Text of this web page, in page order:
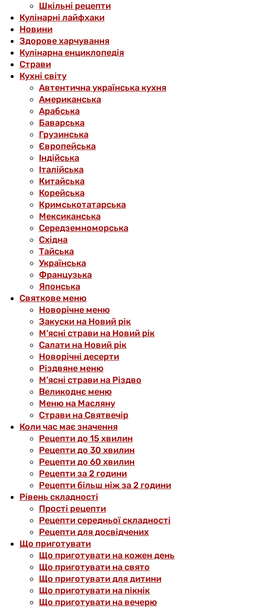
Шкільні рецепти
Кулінарні лайфхаки
Новини
Здорове харчування
Кулінарна енциклопедія
Страви
Кухні світу
Автентична українська кухня
Американська
Арабська
Баварська
Грузинська
Європейська
Індійська
Італійська
Китайська
Корейська
Кримськотатарська
Мексиканська
Середземноморська
Східна
Тайська
Українська
Французька
Японська
Святкове меню
Новорічне меню
Закуски на Новий рік
М’ясні страви на Новий рік
Салати на Новий рік
Новорічні десерти
Різдвяне меню
М’ясні страви на Різдво
Великоднє меню
Меню на Масляну
Страви на Святвечір
Коли час має значення
Рецепти до 15 хвилин
Рецепти до 30 хвилин
Рецепти до 60 хвилин
Рецепти за 2 години
Рецепти більш ніж за 2 години
Рівень складності
Прості рецепти
Рецепти середньої складності
Рецепти для досвідчених
Що приготувати
Що приготувати на кожен день
Що приготувати на свято
Що приготувати для дитини
Що приготувати на пікнік
Що приготувати на вечерю